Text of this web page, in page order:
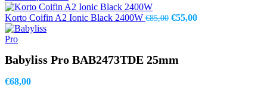
was:
€47,00.
τιμή
είναι:
Korto Coifin A2 Ionic Black 2400W €85,00 Original
€55,00Η
Babyliss Pro BAB2473TDE 25mm
€68,00